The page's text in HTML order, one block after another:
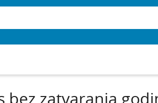
bez zatvaranja